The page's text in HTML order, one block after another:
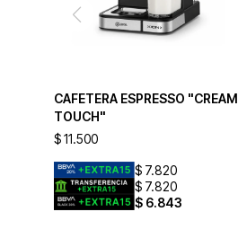
CAFETERA ESPRESSO "CREAM
TOUCH"
$11.500
$ 7.820
$ 7.820
$ 6.843